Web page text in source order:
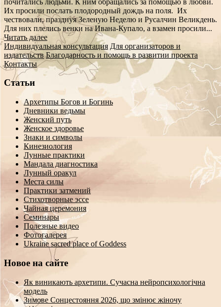
Их просили послать плодородный дождь на поля. Их
чествовали, празднуя Зеленую Неделю и Русалчин Великдень.
Для них плелись венки на Ивана-Купало, а взамен просили...
Читать далее
Индивидуальная консультация Для организаторов и
издательств Благодарность и помощь в развитии проекта
Контакты
Статьи
Архетипы Богов и Богинь
Дневники ведьмы
Женский путь
Женское здоровье
Знаки и символы
Кинезиология
Лунные практики
Мандала диагностика
Лунный оракул
Места силы
Практики затмений
Стихотворные эссе
Чайная церемония
Семинары
Полезные видео
Фотогалерея
Ukraine sacred place of Goddess
Новое на сайте
Як виникають архетипи. Сучасна нейропсихологічна
модель
Зимове Сонцестояння 2026, що змінює жіночу